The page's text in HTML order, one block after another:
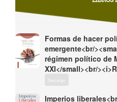
Formas de hacer
emergente<br/
régimen político de
XXI</small><br/
Descargar
Imperios